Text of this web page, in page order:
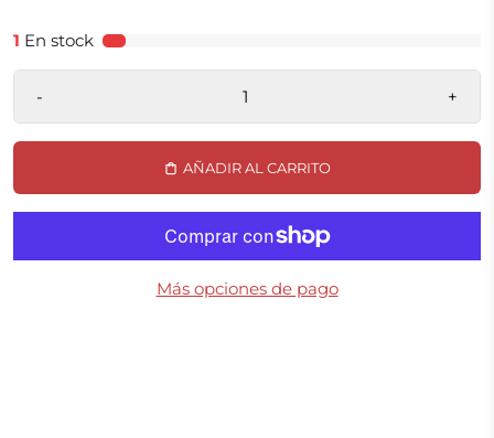
1 En stock
- +
AÑADIR AL CARRITO
Más opciones de pago